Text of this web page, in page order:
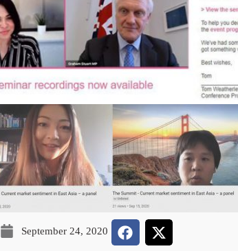
September 24, 2020